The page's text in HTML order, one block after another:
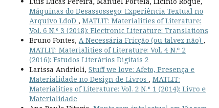
Máquinas do Desassossego: Experiência Textual no
Arquivo LdoD , MATLIT: Materialities of Literature:
Vol. 6 N.º 3 (2018): Electronic Literature: Translations
Bruno Fontes, A Necessária Fricção (ou talvez não) ,
MATLIT: Materialities of Literature: Vol. 4 N.º 2
(2016): Estudos Literários Digitais 2
Larissa Andrioli, Stuff we love: Afeto, Presença e
Materialidade no Design de Livros , MATLIT:
Materialities of Literature: Vol. 2 N.º 1 (2014): Livro e
Materialidade